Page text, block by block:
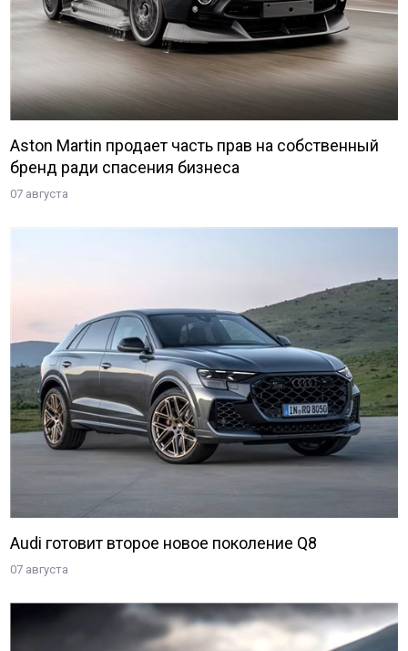
Aston Martin продает часть прав на собственный
бренд ради спасения бизнеса
07 августа
Audi готовит второе новое поколение Q8
07 августа